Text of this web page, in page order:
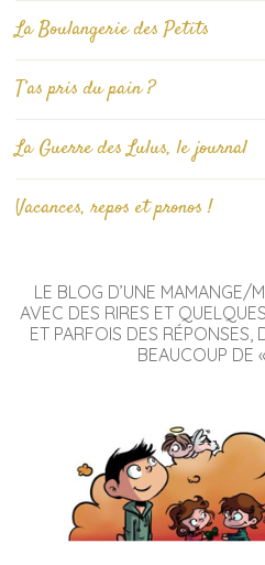
La Boulangerie des Petits
T’as pris du pain ?
La Guerre des Lulus, le journal
Vacances, repos et pronos !
LE BLOG D’UNE MAMANGE/
AVEC DES RIRES ET
ET PARFOIS DES RÉPONSES,
BEAUCOUP DE